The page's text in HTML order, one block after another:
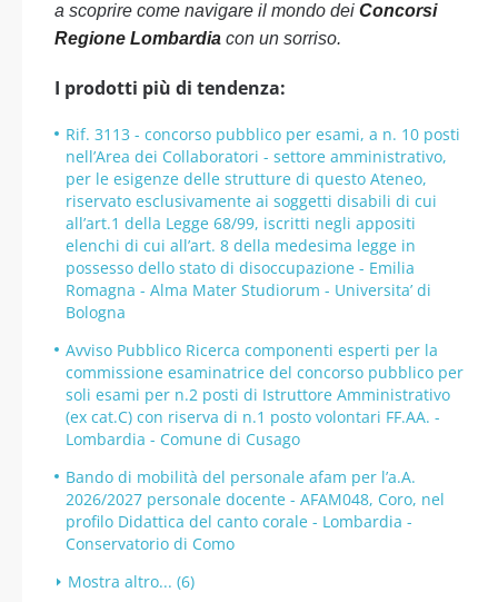
a scoprire come navigare il mondo dei Concorsi
Regione Lombardia con un sorriso.
I prodotti più di tendenza:
Rif. 3113 - concorso pubblico per esami, a n. 10 posti
nell’Area dei Collaboratori - settore amministrativo,
per le esigenze delle strutture di questo Ateneo,
riservato esclusivamente ai soggetti disabili di cui
all’art.1 della Legge 68/99, iscritti negli appositi
elenchi di cui all’art. 8 della medesima legge in
possesso dello stato di disoccupazione - Emilia
Romagna - Alma Mater Studiorum - Universita’ di
Bologna
Avviso Pubblico Ricerca componenti esperti per la
commissione esaminatrice del concorso pubblico per
soli esami per n.2 posti di Istruttore Amministrativo
(ex cat.C) con riserva di n.1 posto volontari FF.AA. -
Lombardia - Comune di Cusago
Bando di mobilità del personale afam per l’a.A.
2026/2027 personale docente - AFAM048, Coro, nel
profilo Didattica del canto corale - Lombardia -
Conservatorio di Como
Mostra altro... (6)